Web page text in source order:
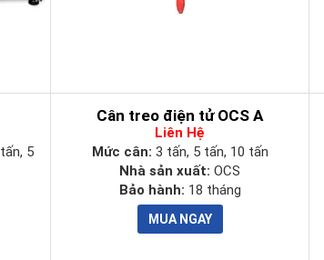
5
Cân treo điện tử OCS A
Liên Hệ
Mức cân: 3 tấn, 5 tấn, 10 tấn
Nhà sản xuất: OCS
Bảo hành: 18 tháng